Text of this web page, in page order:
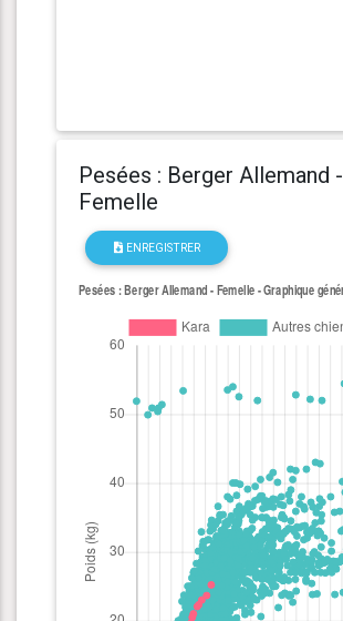
Pesées : Berger Allemand -
Femelle
ENREGISTRER